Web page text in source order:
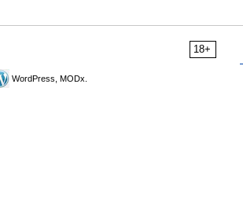
18+
WordPress, MODx.